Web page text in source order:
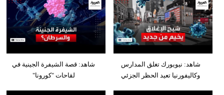
شاهد: قصة الشيفرة الجينية في
لقاحات "كورونا"
شاهد: نيويورك تغلق المدارس
وكاليفورنيا تعيد الحظر الجزئي